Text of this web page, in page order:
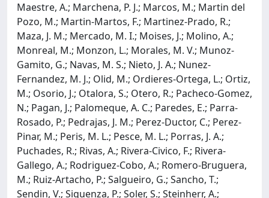
Maestre, A.; Marchena, P. J.; Marcos, M.; Martin del
Pozo, M.; Martin-Martos, F.; Martinez-Prado, R.;
Maza, J. M.; Mercado, M. I.; Moises, J.; Molino, A.;
Monreal, M.; Monzon, L.; Morales, M. V.; Munoz-
Gamito, G.; Navas, M. S.; Nieto, J. A.; Nunez-
Fernandez, M. J.; Olid, M.; Ordieres-Ortega, L.; Ortiz,
M.; Osorio, J.; Otalora, S.; Otero, R.; Pacheco-Gomez,
N.; Pagan, J.; Palomeque, A. C.; Paredes, E.; Parra-
Rosado, P.; Pedrajas, J. M.; Perez-Ductor, C.; Perez-
Pinar, M.; Peris, M. L.; Pesce, M. L.; Porras, J. A.;
Puchades, R.; Rivas, A.; Rivera-Civico, F.; Rivera-
Gallego, A.; Rodriguez-Cobo, A.; Romero-Bruguera,
M.; Ruiz-Artacho, P.; Salgueiro, G.; Sancho, T.;
Sendin, V.; Siguenza, P.; Soler, S.; Steinherr, A.;